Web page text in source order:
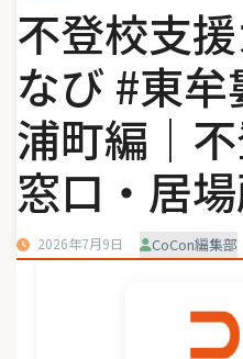
不登校支
なび #東
浦町編｜
窓口・居
2026年7月9日 CoCon編集部